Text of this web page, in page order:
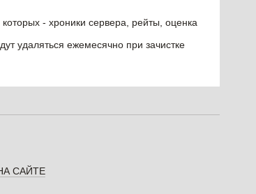
- хроники сервера, рейты, оценка
удаляться ежемесячно при зачистке
САЙТЕ